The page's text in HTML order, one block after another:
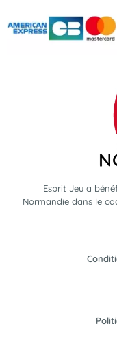
Esprit Jeu a
Normandie dans le